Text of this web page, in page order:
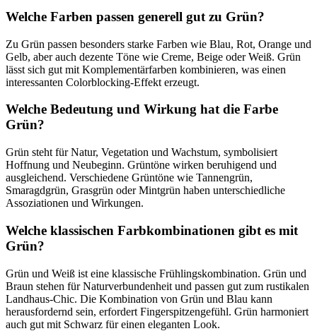
Welche Farben passen generell gut zu Grün?
Zu Grün passen besonders starke Farben wie Blau, Rot, Orange und
Gelb, aber auch dezente Töne wie Creme, Beige oder Weiß. Grün
lässt sich gut mit Komplementärfarben kombinieren, was einen
interessanten Colorblocking-Effekt erzeugt.
Welche Bedeutung und Wirkung hat die Farbe
Grün?
Grün steht für Natur, Vegetation und Wachstum, symbolisiert
Hoffnung und Neubeginn. Grüntöne wirken beruhigend und
ausgleichend. Verschiedene Grüntöne wie Tannengrün,
Smaragdgrün, Grasgrün oder Mintgrün haben unterschiedliche
Assoziationen und Wirkungen.
Welche klassischen Farbkombinationen gibt es mit
Grün?
Grün und Weiß ist eine klassische Frühlingskombination. Grün und
Braun stehen für Naturverbundenheit und passen gut zum rustikalen
Landhaus-Chic. Die Kombination von Grün und Blau kann
herausfordernd sein, erfordert Fingerspitzengefühl. Grün harmoniert
auch gut mit Schwarz für einen eleganten Look.